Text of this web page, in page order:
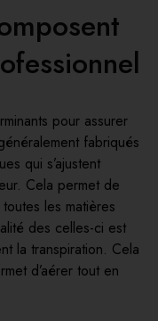
pour assurer
fabriqués
qui s’ajustent
Cela permet de
les matières
des celles-ci est
la transpiration. Cela
d’aérer tout en